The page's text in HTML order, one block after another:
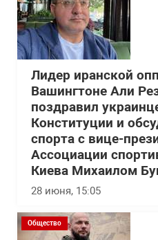
Лидер иранской
Вашингтоне Али
поздравил
Конституции и
спорта с вице-
Ассоциации
Киева Михаилом
28 июня, 15:05
Общество